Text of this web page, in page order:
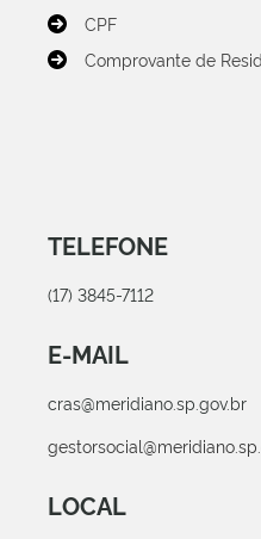
CPF
Comprovante de
TELEFONE
(17) 3845-7112
E-MAIL
cras@meridiano.sp.gov.br
LOCAL